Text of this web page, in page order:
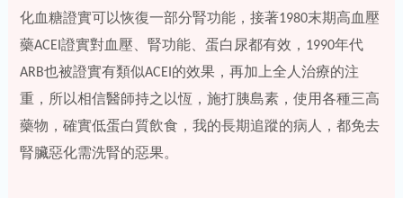
化血糖證實可以恢復一部分腎功能，接著1980末期高血壓
藥ACEI證實對血壓、腎功能、蛋白尿都有效，1990年代
ARB也被證實有類似ACEI的效果，再加上全人治療的注
重，所以相信醫師持之以恆，施打胰島素，使用各種三高
藥物，確實低蛋白質飲食，我的長期追蹤的病人，都免去
腎臟惡化需洗腎的惡果。